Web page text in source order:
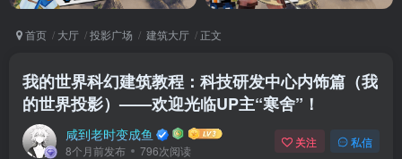
首页 大厅 投影广场 建筑大厅 正文
我的世界科幻建筑教程：科技研发中心内饰篇（我
的世界投影）——欢迎光临UP主“寒舍”！
咸到老时变成鱼
8个月前发布 796次阅读
关注 私信